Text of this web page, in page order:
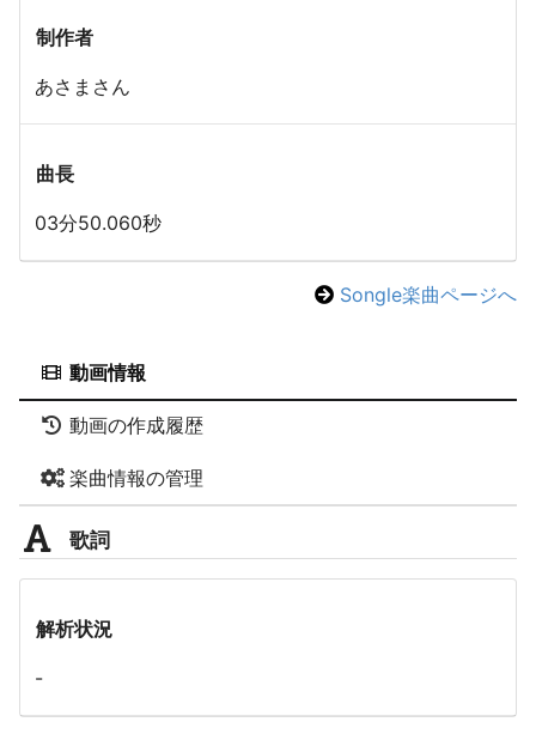
制作者
あさまさん
曲長
03分50.060秒
Songle楽曲ページへ
動画情報
動画の作成履歴
楽曲情報の管理
歌詞
解析状況
-